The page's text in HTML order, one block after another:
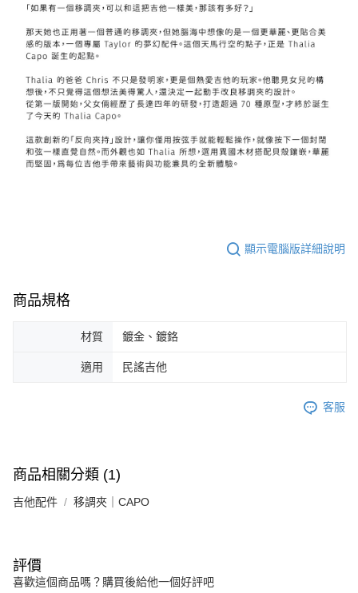
顯示電腦版詳細說明
商品規格
材質 鍍金、鍍鉻
適用 民謠吉他
客服
商品相關分類 (1)
吉他配件 移調夾｜CAPO
評價
喜歡這個商品嗎？購買後給他一個好評吧